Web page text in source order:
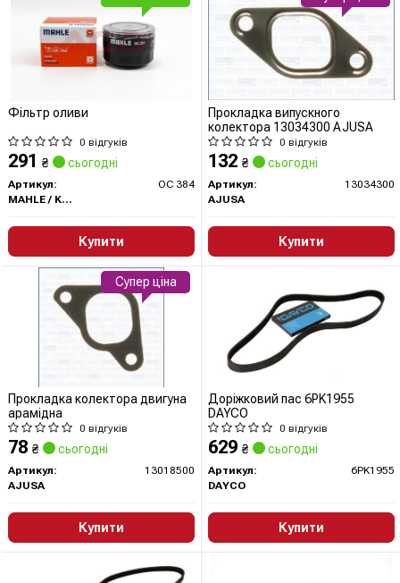
Фільтр оливи
0 відгуків
291 ₴ сьогодні
Артикул:
OC 384
MAHLE / KNECHT
Купити
Прокладка випускного
колектора 13034300 AJUSA
0 відгуків
132 ₴ сьогодні
Артикул:
13034300
AJUSA
Купити
Прокладка колектора двигуна
арамідна
0 відгуків
78 ₴ сьогодні
Артикул:
13018500
AJUSA
Купити
Супер ціна
Доріжковий пас 6PK1955
DAYCO
0 відгуків
629 ₴ сьогодні
Артикул:
6PK1955
DAYCO
Купити